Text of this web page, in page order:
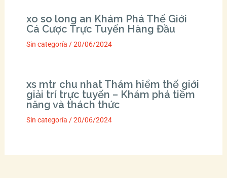
xo so long an Khám Phá Thế Giới
Cá Cược Trực Tuyến Hàng Đầu
Sin categoría /20/06/2024
xs mtr chu nhat Thám hiểm thế giới
giải trí trực tuyến – Khám phá tiềm
năng và thách thức
Sin categoría /20/06/2024